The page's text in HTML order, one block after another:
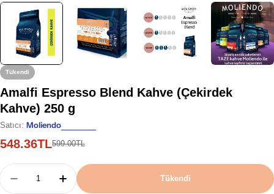
Tükendi
Amalfi Espresso Blend Kahve (Çekirdek
Kahve) 250 g
Satıcı: Moliendo
İndirimli
548.36TL
Normal
599.00TL
Adet
Amalfi Espresso Blend Kahve (Çekirdek Kahve)
Amalfi Espresso Blend Kahve
Tükendi